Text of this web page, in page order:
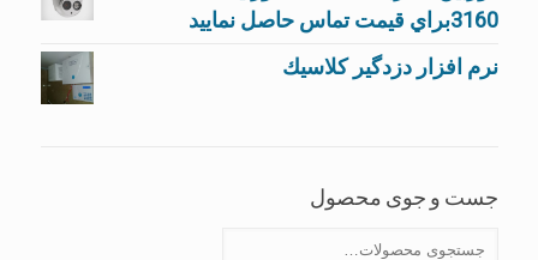
3160براي قيمت تماس حاصل نماييد
نرم افزار دزدگير كلاسيك
جست و جوی محصول